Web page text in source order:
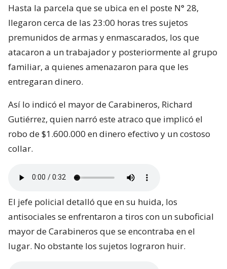
Hasta la parcela que se ubica en el poste N° 28,
llegaron cerca de las 23:00 horas tres sujetos
premunidos de armas y enmascarados, los que
atacaron a un trabajador y posteriormente al grupo
familiar, a quienes amenazaron para que les
entregaran dinero.
Así lo indicó el mayor de Carabineros, Richard
Gutiérrez, quien narró este atraco que implicó el
robo de $1.600.000 en dinero efectivo y un costoso
collar.
El jefe policial detalló que en su huida, los
antisociales se enfrentaron a tiros con un suboficial
mayor de Carabineros que se encontraba en el
lugar. No obstante los sujetos lograron huir.